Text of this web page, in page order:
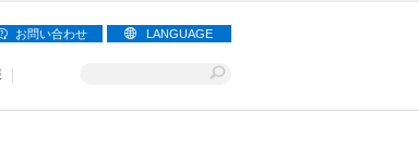
お問い合わせ LANGUAGE